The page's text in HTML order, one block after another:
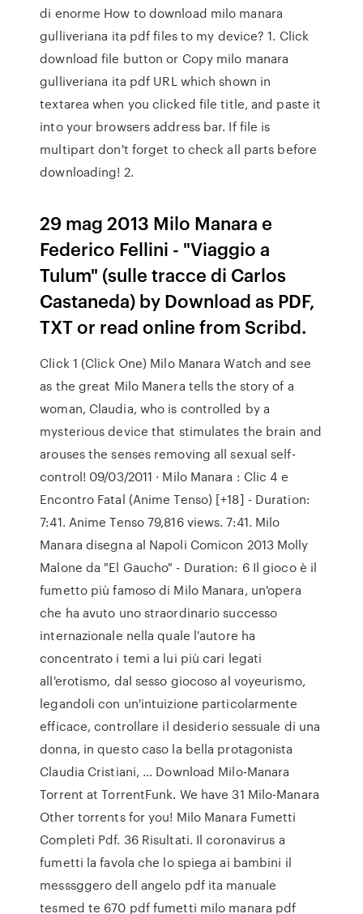
di enorme How to download milo manara
gulliveriana ita pdf files to my device? 1. Click
download file button or Copy milo manara
gulliveriana ita pdf URL which shown in
textarea when you clicked file title, and paste it
into your browsers address bar. If file is
multipart don't forget to check all parts before
downloading! 2.
29 mag 2013 Milo Manara e
Federico Fellini - "Viaggio a
Tulum" (sulle tracce di Carlos
Castaneda) by Download as PDF,
TXT or read online from Scribd.
Click 1 (Click One) Milo Manara Watch and see
as the great Milo Manera tells the story of a
woman, Claudia, who is controlled by a
mysterious device that stimulates the brain and
arouses the senses removing all sexual self-
control! 09/03/2011 · Milo Manara : Clic 4 e
Encontro Fatal (Anime Tenso) [+18] - Duration:
7:41. Anime Tenso 79,816 views. 7:41. Milo
Manara disegna al Napoli Comicon 2013 Molly
Malone da "El Gaucho" - Duration: 6 Il gioco è il
fumetto più famoso di Milo Manara, un'opera
che ha avuto uno straordinario successo
internazionale nella quale l'autore ha
concentrato i temi a lui più cari legati
all'erotismo, dal sesso giocoso al voyeurismo,
legandoli con un'intuizione particolarmente
efficace, controllare il desiderio sessuale di una
donna, in questo caso la bella protagonista
Claudia Cristiani, … Download Milo-Manara
Torrent at TorrentFunk. We have 31 Milo-Manara
Other torrents for you! Milo Manara Fumetti
Completi Pdf. 36 Risultati. Il coronavirus a
fumetti la favola che lo spiega ai bambini il
messsggero dell angelo pdf ita manuale
tesmed te 670 pdf fumetti milo manara pdf